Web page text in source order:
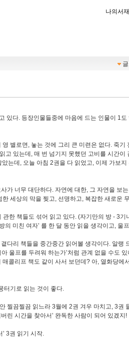
나의서재
있다. 등장인물들중에 마음에 드는 인물이 1
별로면, 놓는 것에 그리 큰 미련은 없다. 죽기
고 있는데, 매 번 넘기지 못했던 고비를 시간이
는데, 오늘 아침 2권을 다 읽었고, 이제 가보
가 너무 대단하다. 자연에 대한, 그 자연을 보
세상의 막을 찢고, 선명하고, 복잡한 새로운
한 책들도 섞어 읽고 있다. (자기만의 방 - 3기
의 미친 여자’ 를 한 달 동안 읽을 생각이고, 울
다리 책들을 중간중간 읽어볼 생각이다. 알랭
울프를 두려워 하는가’처럼 관계 없을 수도 있
콜리프 책도 같이 사서 보던데? 아, 열화당에
터기로 읽는 것이 좋다.
찔끔찔끔 읽느라 3월에 2권 겨우 마치고, 3권
린 시간을 찾아서’ 완독한 사람이 되어 있겠지!
3권 읽기 시작.